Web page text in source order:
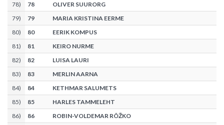
78) 78
OLIVER SUURORG
79) 79
MARIA KRISTINA EERME
80) 80
EERIK KOMPUS
81) 81
KEIRO NURME
82) 82
LUISA LAURI
83) 83
MERLIN AARNA
84) 84
KETHMAR SALUMETS
85) 85
HARLES TAMMELEHT
86) 86
ROBIN-VOLDEMAR RÕŽKO